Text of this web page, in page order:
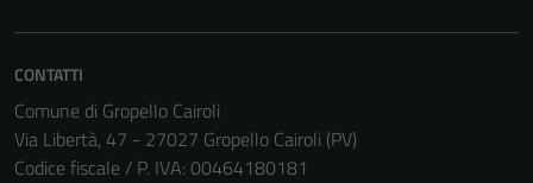
CONTATTI
Comune di Gropello Cairoli
Via Libertà, 47 - 27027 Gropello Cairoli (PV)
Codice fiscale / P. IVA: 00464180181
possono
non raccolgono